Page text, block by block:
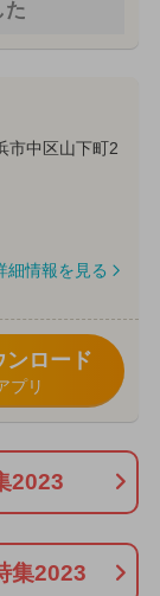
た
市中区山下町2
細情報を見る
ンロード
プリ
2023
集2023